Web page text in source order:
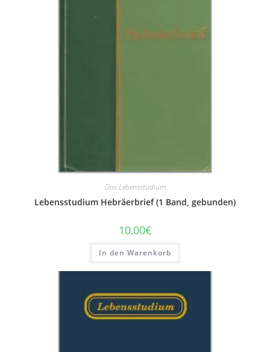
Das Lebensstudium
Lebensstudium Hebräerbrief (1 Band, gebunden)
10,00€
In den Warenkorb